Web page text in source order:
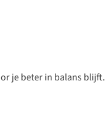
je beter in balans blijft.